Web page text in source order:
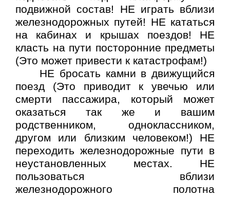
подвижной состав! НЕ играть вблизи
железнодорожных путей! НЕ кататься
на кабинах и крышах поездов! НЕ
класть на пути посторонние предметы
(Это может привести к катастрофам!)
НЕ бросать камни в движущийся
поезд (Это приводит к увечью или
смерти пассажира, который может
оказаться так же и вашим
родственником, одноклассником,
другом или близким человеком!) НЕ
переходить железнодорожные пути в
неустановленных местах. НЕ
пользоваться вблизи
железнодорожного полотна